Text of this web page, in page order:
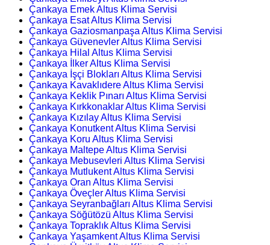
Çankaya Emek Altus Klima Servisi
Çankaya Esat Altus Klima Servisi
Çankaya Gaziosmanpaşa Altus Klima Servisi
Çankaya Güvenevler Altus Klima Servisi
Çankaya Hilal Altus Klima Servisi
Çankaya İlker Altus Klima Servisi
Çankaya İşçi Blokları Altus Klima Servisi
Çankaya Kavaklıdere Altus Klima Servisi
Çankaya Keklik Pınarı Altus Klima Servisi
Çankaya Kırkkonaklar Altus Klima Servisi
Çankaya Kızılay Altus Klima Servisi
Çankaya Konutkent Altus Klima Servisi
Çankaya Koru Altus Klima Servisi
Çankaya Maltepe Altus Klima Servisi
Çankaya Mebusevleri Altus Klima Servisi
Çankaya Mutlukent Altus Klima Servisi
Çankaya Oran Altus Klima Servisi
Çankaya Öveçler Altus Klima Servisi
Çankaya Seyranbağları Altus Klima Servisi
Çankaya Söğütözü Altus Klima Servisi
Çankaya Topraklık Altus Klima Servisi
Çankaya Yaşamkent Altus Klima Servisi